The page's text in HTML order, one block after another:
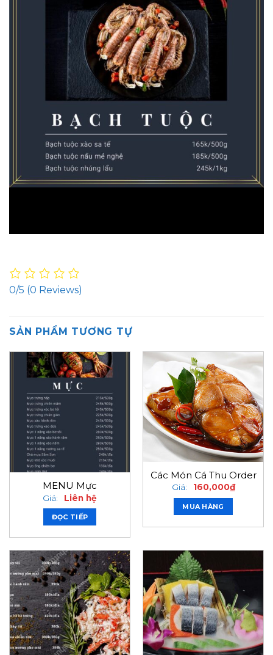
0/5 (0 Reviews)
SẢN PHẨM TƯƠNG TỰ
MENU Mực
Giá: Liên hệ
ĐỌC TIẾP
Các Món Cá Thu Order
Giá: 160,000₫
MUA HÀNG